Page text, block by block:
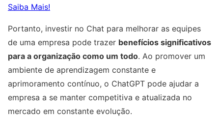
Saiba Mais!
Portanto, investir no Chat para melhorar as equipes
de uma empresa pode trazer benefícios significativos
para a organização como um todo. Ao promover um
ambiente de aprendizagem constante e
aprimoramento contínuo, o ChatGPT pode ajudar a
empresa a se manter competitiva e atualizada no
mercado em constante evolução.